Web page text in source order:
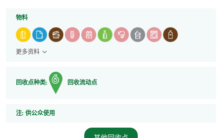
物料
更多资料
回收点种类: 回收流动点
注: 注
供公众使用